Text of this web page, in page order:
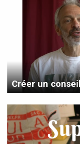
Créer un